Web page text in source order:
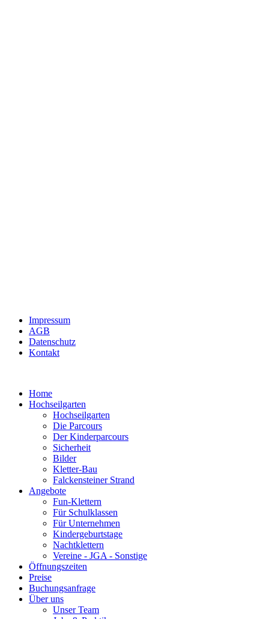
Impressum
AGB
Datenschutz
Kontakt
Home
Hochseilgarten
Hochseilgarten
Die Parcours
Der Kinderparcours
Sicherheit
Bilder
Kletter-Bau
Falckensteiner Strand
Angebote
Fun-Klettern
Für Schulklassen
Für Unternehmen
Kindergeburtstage
Nachtklettern
Vereine - JGA - Sonstige
Öffnungszeiten
Preise
Buchungsanfrage
Über uns
Unser Team